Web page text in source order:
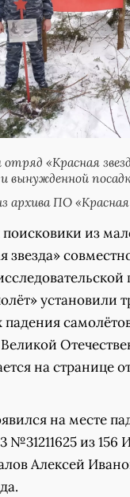
«Красная
вынужденной
ПО «Красная
поисковики из
звезда»
установили
падения
на странице
на месте
№31211625 из
Алексей